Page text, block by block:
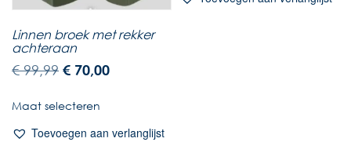
Linnen broek met rekker
achteraan
€99,99 € 70,00
Maat selecteren
Toevoegen aan verlanglijst